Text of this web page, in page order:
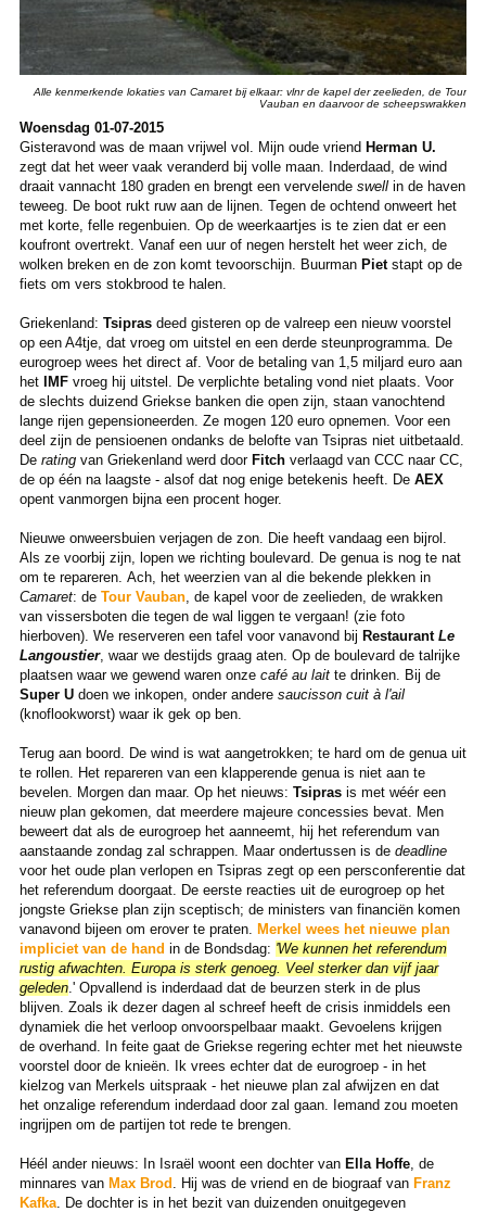
Alle kenmerkende lokaties van Camaret bij elkaar: vlnr de kapel der zeelieden, de Tour
Vauban en daarvoor de scheepswrakken
Woensdag 01-07-2015
Gisteravond was de maan vrijwel vol. Mijn oude vriend Herman U.
zegt dat het weer vaak veranderd bij volle maan. Inderdaad, de wind
draait vannacht 180 graden en brengt een vervelende swellin de haven
teweeg. De boot rukt ruw aan de lijnen. Tegen de ochtend onweert het
met korte, felle regenbuien. Op de weerkaartjes is te zien dat er een
koufront overtrekt. Vanaf een uur of negen herstelt het weer zich, de
wolken breken en de zon komt tevoorschijn. Buurman Pietstapt op de
fiets om vers stokbrood te halen.
Griekenland: Tsiprasdeed gisteren op de valreep een nieuw voorstel
op een A4tje, dat vroeg om uitstel en een derde steunprogramma. De
eurogroep wees het direct af. Voor de betaling van 1,5 miljard euro aan
het IMFvroeg hij uitstel. De verplichte betaling vond niet plaats. Voor
de slechts duizend Griekse banken die open zijn, staan vanochtend
lange rijen gepensioneerden. Ze mogen 120 euro opnemen. Voor een
deel zijn de pensioenen ondanks de belofte van Tsipras niet uitbetaald.
De ratingvan Griekenland werd doorFitchverlaagd van CCC naar CC,
de op één na laagste - alsof dat nog enige betekenis heeft. De AEX
opent vanmorgen bijna een procent hoger.
Nieuwe onweersbuien verjagen de zon. Die heeft vandaag een bijrol.
Als ze voorbij zijn, lopen we richting boulevard. De genua is nog te nat
om te repareren. Ach, het weerzien van al die bekende plekken in
Camaret: de Tour Vauban, de kapel voor de zeelieden, de wrakken
van vissersboten die tegen de wal liggen te vergaan! (zie foto
hierboven). We reserveren een tafel voor vanavond bij Restaurant Le
Langoustier, waar we destijds graag aten. Op de boulevard de talrijke
plaatsen waar we gewend waren onze café au laitte drinken. Bij de
Super Udoen we inkopen, onder anderesaucisson cuit à l'ail
(knoflookworst) waar ik gek op ben.
Terug aan boord. De wind is wat aangetrokken; te hard om de genua uit
te rollen. Het repareren van een klapperende genua is niet aan te
bevelen. Morgen dan maar. Op het nieuws: Tsiprasis met wéér een
nieuw plan gekomen, dat meerdere majeure concessies bevat. Men
beweert dat als de eurogroep het aanneemt, hij het referendum van
aanstaande zondag zal schrappen. Maar ondertussen is de deadline
voor het oude plan verlopen en Tsipras zegt op een persconferentie dat
het referendum doorgaat. De eerste reacties uit de eurogroep op het
jongste Griekse plan zijn sceptisch; de ministers van financiën komen
vanavond bijeen om erover te praten. Merkel wees het nieuwe plan
impliciet van de hand in de Bondsdag: 'We kunnen het referendum
rustig afwachten. Europa is sterk genoeg. Veel sterker dan vijf jaar
geleden.' Opvallend is inderdaad dat de beurzen sterk in de plus
blijven. Zoals ik dezer dagen al schreef heeft de crisis inmiddels een
dynamiek die het verloop onvoorspelbaar maakt. Gevoelens krijgen
de overhand. In feite gaat de Griekse regering echter met het nieuwste
voorstel door de knieën. Ik vrees echter dat de eurogroep - in het
kielzog van Merkels uitspraak - het nieuwe plan zal afwijzen en dat
het onzalige referendum inderdaad door zal gaan. Iemand zou moeten
ingrijpen om de partijen tot rede te brengen.
Héél ander nieuws: In Israël woont een dochter van Ella Hoffe, de
minnares van Max Brod . Hij was de vriend en de biograaf van Franz
Kafka. De dochter is in het bezit van duizenden onuitgegeven